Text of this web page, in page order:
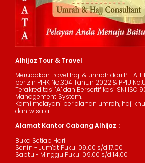
Alhijaz Tour & Travel
Merupakan travel haji & umroh dari PT.
berizin PIHK No.304 Tahun 2022 & PPIU
Terakreditasi "A" dan Bersertifikasi SNI ISO
Management System.
Kami melayani perjalanan umroh, haji
dan wisata.
Alamat Kantor Cabang Alhijaz :
Buka Setiap Hari
Senin - Jum'at Pukul 09.00 s/d 17.00
Sabtu - Minggu Pukul 09.00 s/d 14.00